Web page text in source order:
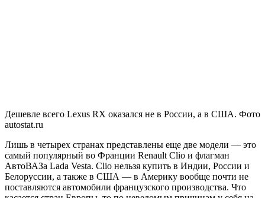
Дешевле всего Lexus RX оказался не в России, а в США. Фото
autostat.ru
Лишь в четырех странах представлены еще две модели — это
самый популярный во Франции Renault Clio и флагман
АвтоВАЗа Lada Vesta. Clio нельзя купить в Индии, России и
Белоруссии, а также в США — в Америку вообще почти не
поставляются автомобили французского производства. Что